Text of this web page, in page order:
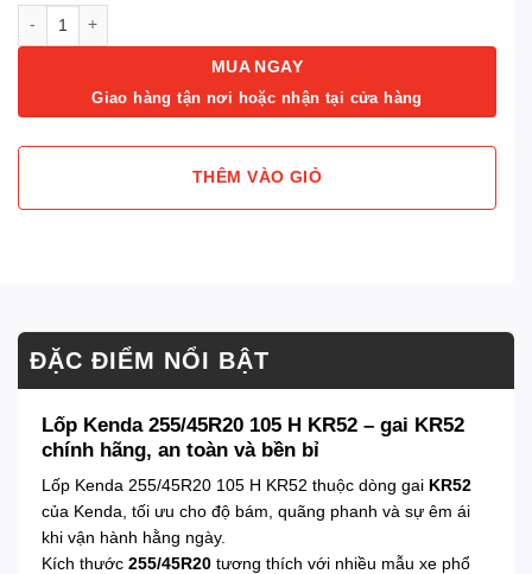
MUA NGAY
Giao hàng tận nơi hoặc nhận tại cửa hàng
THÊM VÀO GIỎ
ĐẶC ĐIỂM NỔI BẬT
Lốp Kenda 255/45R20 105 H KR52 – gai KR52
chính hãng, an toàn và bền bỉ
Lốp Kenda 255/45R20 105 H KR52 thuộc dòng gai KR52
của Kenda, tối ưu cho độ bám, quãng phanh và sự êm ái
khi vận hành hằng ngày.
Kích thước 255/45R20 tương thích với nhiều mẫu xe phổ